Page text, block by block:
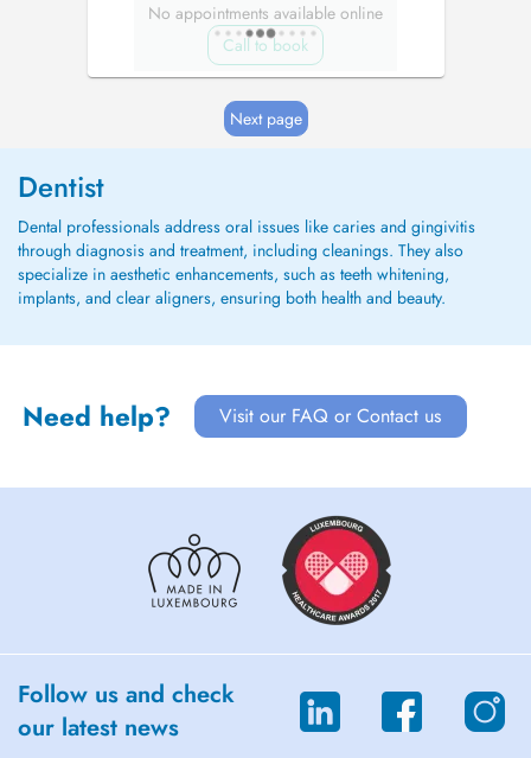
No appointments available online
Call to book
Next page
Dentist
Dental professionals address oral issues like caries and gingivitis
through diagnosis and treatment, including cleanings. They also
specialize in aesthetic enhancements, such as teeth whitening,
implants, and clear aligners, ensuring both health and beauty.
Need help? Visit our FAQ or Contact us
Follow us and check
our latest news